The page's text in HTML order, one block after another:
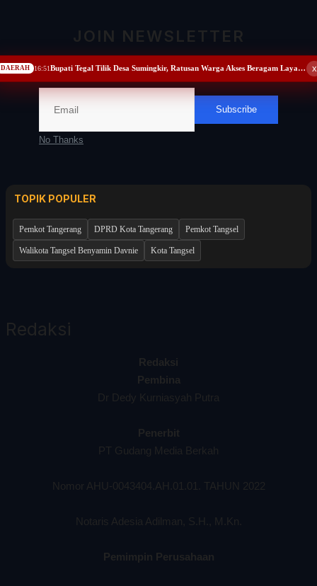
Politik
Bogor Raya
JOIN NEWSLETTER
Newsletter Desc
Subscribe
No Thanks
TOPIK POPULER
Pemkot Tangerang DPRD Kota Tangerang Pemkot Tangsel
Walikota Tangsel Benyamin Davnie Kota Tangsel
Redaksi
Redaksi
Pembina
Dr Dedy Kurniasyah Putra
Penerbit
PT Gudang Media Berkah
Nomor AHU-0043404.AH.01.01. TAHUN 2022
Notaris Adesia Adilman, S.H., M.Kn.
Pemimpin Perusahaan
x
DAERAH 16:51 Bupati Tegal Tilik Desa Sumingkir, Ratusan Warga Akses Beragam Layanan Publik